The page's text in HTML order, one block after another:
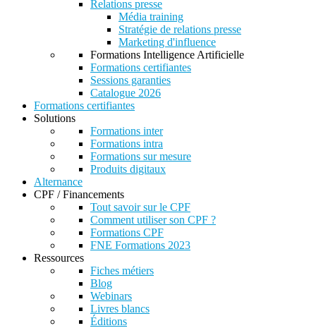
Relations presse
Média training
Stratégie de relations presse
Marketing d'influence
Formations Intelligence Artificielle
Formations certifiantes
Sessions garanties
Catalogue 2026
Formations certifiantes
Solutions
Formations inter
Formations intra
Formations sur mesure
Produits digitaux
Alternance
CPF / Financements
Tout savoir sur le CPF
Comment utiliser son CPF ?
Formations CPF
FNE Formations 2023
Ressources
Fiches métiers
Blog
Webinars
Livres blancs
Éditions